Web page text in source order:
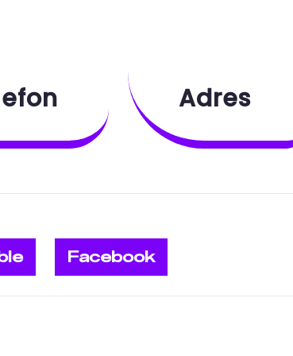
Adres
Facebook